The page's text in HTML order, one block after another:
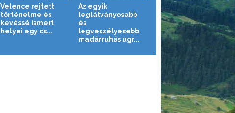
Velence rejtett
történelme és
kevéssé ismert
helyei egy cs...
Az egyik
leglátványosabb
és
legveszélyesebb
madárruhás ugr...